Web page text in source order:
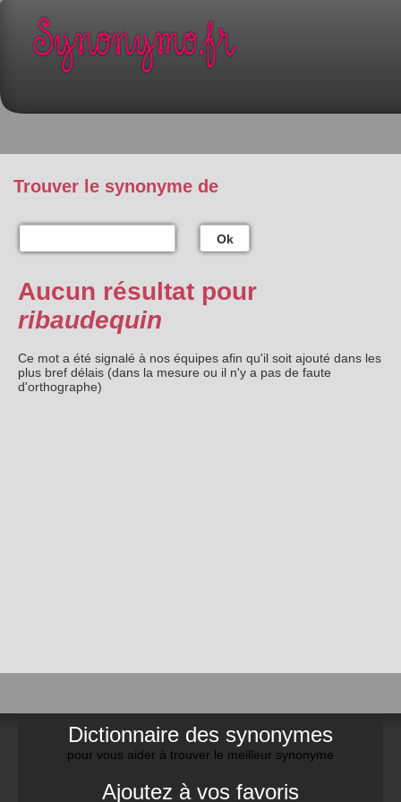
Trouver le synonyme de
Ok
Aucun résultat pour
ribaudequin
Ce mot a été signalé à nos équipes afin qu'il soit ajouté dans les
plus bref délais (dans la mesure ou il n'y a pas de faute
d'orthographe)
Dictionnaire des synonymes
pour vous aider à trouver le meilleur synonyme
Ajoutez à vos favoris